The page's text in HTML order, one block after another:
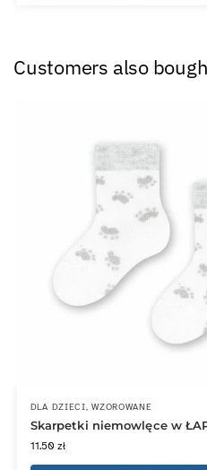
Customers also
DLA DZIECI,WZOROWANE
Skarpetki niemowlęce w
11.50zł